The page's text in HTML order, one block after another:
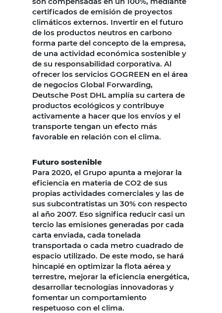
certificados de emisión de proyectos
climáticos externos. Invertir en el futuro
de los productos neutros en carbono
forma parte del concepto de la empresa,
de una actividad económica sostenible y
de su responsabilidad corporativa. Al
ofrecer los servicios GOGREEN en el área
de negocios Global Forwarding,
Deutsche Post DHL amplía su cartera de
productos ecológicos y contribuye
activamente a hacer que los envíos y el
transporte tengan un efecto más
favorable en relación con el clima.
Futuro sostenible
Para 2020, el Grupo apunta a mejorar la
eficiencia en materia de CO2 de sus
propias actividades comerciales y las de
sus subcontratistas un 30% con respecto
al año 2007. Eso significa reducir casi un
tercio las emisiones generadas por cada
carta enviada, cada tonelada
transportada o cada metro cuadrado de
espacio utilizado. De este modo, se hará
hincapié en optimizar la flota aérea y
terrestre, mejorar la eficiencia energética,
desarrollar tecnologías innovadoras y
fomentar un comportamiento
respetuoso con el clima.